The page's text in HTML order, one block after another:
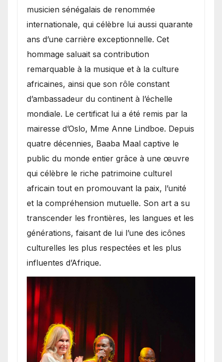
musicien sénégalais de renommée
internationale, qui célèbre lui aussi quarante
ans d’une carrière exceptionnelle. Cet
hommage saluait sa contribution
remarquable à la musique et à la culture
africaines, ainsi que son rôle constant
d’ambassadeur du continent à l’échelle
mondiale. Le certificat lui a été remis par la
mairesse d’Oslo, Mme Anne Lindboe. Depuis
quatre décennies, Baaba Maal captive le
public du monde entier grâce à une œuvre
qui célèbre le riche patrimoine culturel
africain tout en promouvant la paix, l’unité
et la compréhension mutuelle. Son art a su
transcender les frontières, les langues et les
générations, faisant de lui l’une des icônes
culturelles les plus respectées et les plus
influentes d’Afrique.